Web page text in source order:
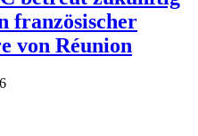
französischer
von Réunion